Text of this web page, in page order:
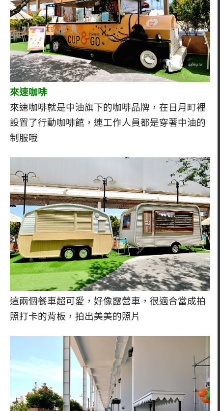
來速咖啡
來速咖啡就是中油旗下的咖啡品牌，在日月町裡
設置了行動咖啡館，連工作人員都是穿著中油的
制服哦
這兩個餐車超可愛，好像露營車，很適合當成拍
照打卡的背板，拍出美美的照片